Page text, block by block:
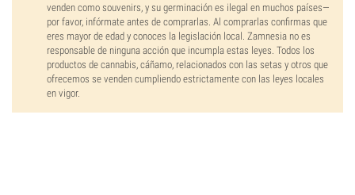
venden como souvenirs, y su germinación es ilegal en muchos países—
por favor, infórmate antes de comprarlas. Al comprarlas confirmas que
eres mayor de edad y conoces la legislación local. Zamnesia no es
responsable de ninguna acción que incumpla estas leyes. Todos los
productos de cannabis, cáñamo, relacionados con las setas y otros que
ofrecemos se venden cumpliendo estrictamente con las leyes locales
en vigor.